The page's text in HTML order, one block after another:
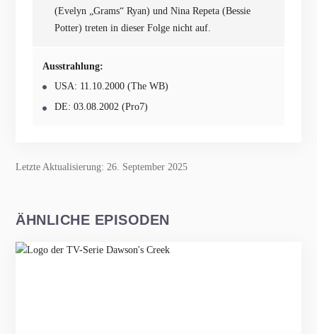
(Evelyn „Grams“ Ryan) und Nina Repeta (Bessie
Potter) treten in dieser Folge nicht auf.
Ausstrahlung:
USA: 11.10.2000 (The WB)
DE: 03.08.2002 (Pro7)
Letzte Aktualisierung: 26. September 2025
ÄHNLICHE EPISODEN